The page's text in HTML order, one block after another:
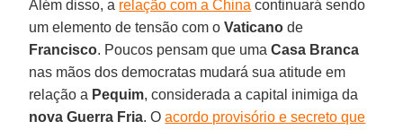
Além disso, a relação com a China continuará sendo
um elemento de tensão com oVaticano de
Francisco. Poucos pensam que umaCasa Branca
nas mãos dos democratas mudará sua atitude em
relação a Pequim, considerada a capital inimiga da
nova Guerra Fria. Oacordo provisório e secreto que